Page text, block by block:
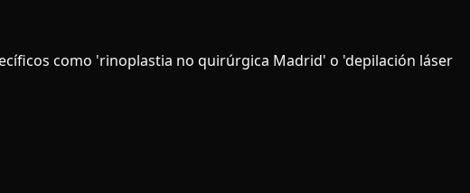
como 'rinoplastia no quirúrgica Madrid' o 'depilación láser